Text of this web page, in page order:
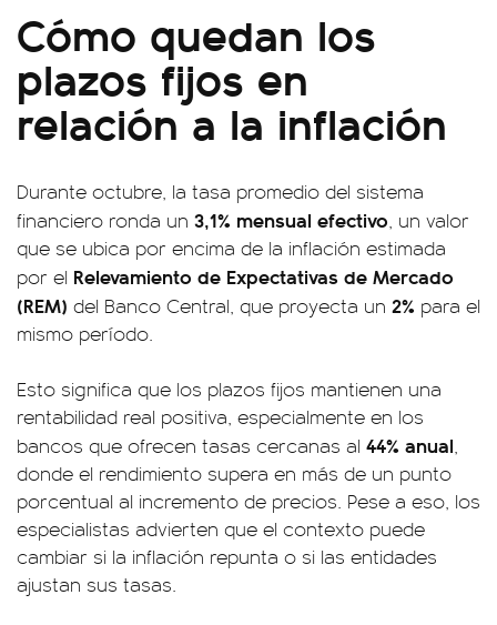
Cómo quedan los
plazos fijos en
relación a la inflación
Durante octubre, la tasa promedio del sistema
financiero ronda un 3,1% mensual efectivo, un valor
que se ubica por encima de la inflación estimada
por el Relevamiento de Expectativas de Mercado
(REM) del Banco Central, que proyecta un 2% para el
mismo período.
Esto significa que los plazos fijos mantienen una
rentabilidad real positiva, especialmente en los
bancos que ofrecen tasas cercanas al 44% anual,
donde el rendimiento supera en más de un punto
porcentual al incremento de precios. Pese a eso, los
especialistas advierten que el contexto puede
cambiar si la inflación repunta o si las entidades
ajustan sus tasas.